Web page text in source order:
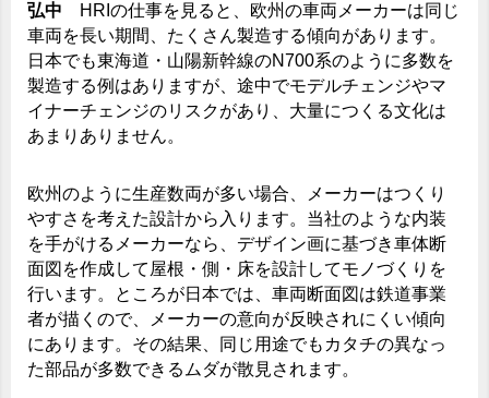
弘中 HRIの仕事を見ると、欧州の車両メーカーは同じ
車両を長い期間、たくさん製造する傾向があります。
日本でも東海道・山陽新幹線のN700系のように多数を
製造する例はありますが、途中でモデルチェンジやマ
イナーチェンジのリスクがあり、大量につくる文化は
あまりありません。
欧州のように生産数両が多い場合、メーカーはつくり
やすさを考えた設計から入ります。当社のような内装
を手がけるメーカーなら、デザイン画に基づき車体断
面図を作成して屋根・側・床を設計してモノづくりを
行います。ところが日本では、車両断面図は鉄道事業
者が描くので、メーカーの意向が反映されにくい傾向
にあります。その結果、同じ用途でもカタチの異なっ
た部品が多数できるムダが散見されます。